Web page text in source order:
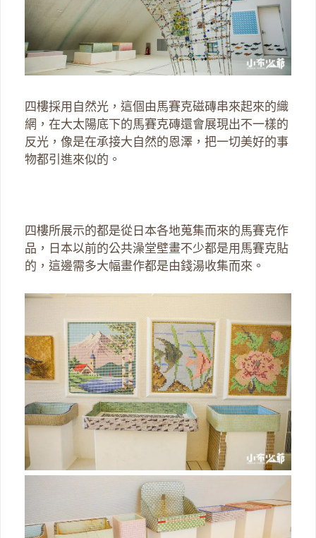
四樓採用自然光，這個由馬賽克磁磚串來起來的織
網，在大太陽底下的馬賽克磚還會展現出不一樣的
反光，像是在承接大自然的恩澤，把一切美好的事
物都引進來似的。
四樓所展示的都是從日本各地蒐集而來的馬賽克作
品，日本以前的公共澡堂壁畫不少都是用馬賽克貼
的，這邊需多大幅畫作都是由錢湯收集而來。